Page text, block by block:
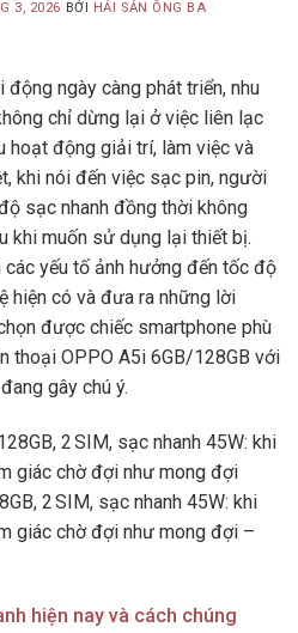
3, 2026 BỞI HẢI SẢN ÔNG BA
ngày càng phát triển, nhu
chỉ dừng lại ở việc liên lạc
hoạt động giải trí, làm việc và
khi nói đến việc sạc pin, người
sạc nhanh đồng thời không
khi muốn sử dụng lại thiết bị.
yếu tố ảnh hưởng đến tốc độ
hiện có và đưa ra những lời
được chiếc smartphone phù
thoại OPPO A5i 6GB/128GB với
gây chú ý.
2 SIM, sạc nhanh 45W: khi
giác chờ đợi như mong đợi –
hiện nay và cách chúng